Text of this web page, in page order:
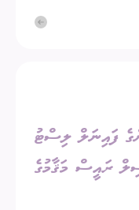
ފައިނަލް ލިސްޓު
ރައީސް މަޤާމުގެ